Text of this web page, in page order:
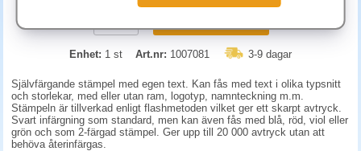
Enhet: 1 st Art.nr: 1007081 3-9 dagar
Självfärgande stämpel med egen text. Kan fås med text i olika typsnitt
och storlekar, med eller utan ram, logotyp, namnteckning m.m.
Stämpeln är tillverkad enligt flashmetoden vilket ger ett skarpt avtryck.
Svart infärgning som standard, men kan även fås med blå, röd, viol eller
grön och som 2-färgad stämpel. Ger upp till 20 000 avtryck utan att
behöva återinfärgas.